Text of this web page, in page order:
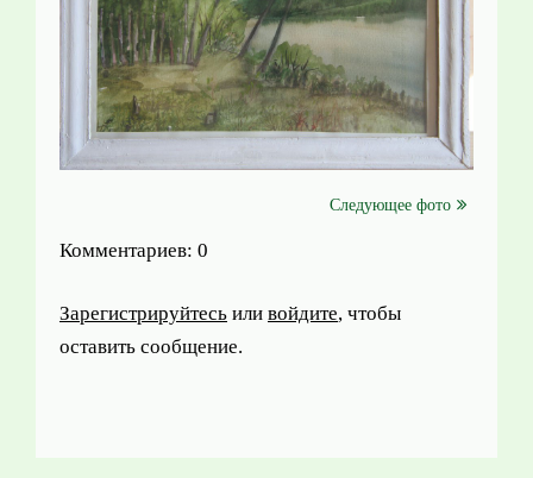
Следующее фото
Комментариев: 0
Зарегистрируйтесь или войдите, чтобы
оставить сообщение.